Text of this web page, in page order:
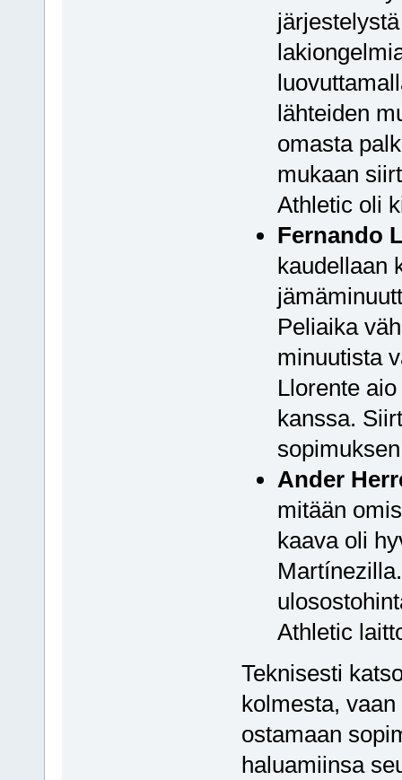
lähteiden
omasta
mukaan
Athletic oli
Fernando
kaudellaan
Peliaika
minuutista
Llorente
kanssa.
Ander
mitään
kaava oli
Athletic
Teknisesti
kolmesta,
ostamaan
haluamiinsa